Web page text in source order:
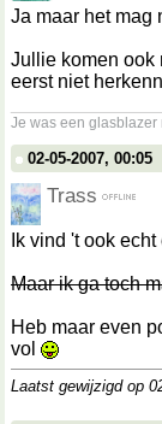
Ja maar het mag
Jullie komen ook
eerst niet
Je was een glasblazer
02-05-2007, 00:05
Trass
Ik vind 't ook
Maar ik ga toch
Heb maar even
vol
Laatst gewijzigd op